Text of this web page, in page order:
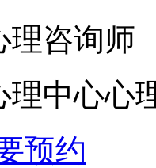
理咨询师
理中心心
预约